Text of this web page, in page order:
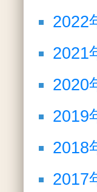
2022
2021
2020
2019
2018
2017